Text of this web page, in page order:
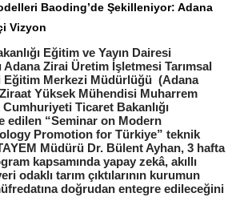
Baoding’de Şekilleniyor: Adana
Vizyon
Eğitim ve Yayın Dairesi
Adana Zirai Üretim İşletmesi Tarımsal
Eğitim Merkezi Müdürlüğü (Adana
Yüksek Mühendisi Muharrem
Ticaret Bakanlığı
edilen “Seminar on Modern
Promotion for Türkiye” teknik
Müdürü Dr. Bülent Ayhan, 3 hafta
kapsamında yapay zekâ, akıllı
odaklı tarım çıktılarının kurumun
doğrudan entegre edileceğini